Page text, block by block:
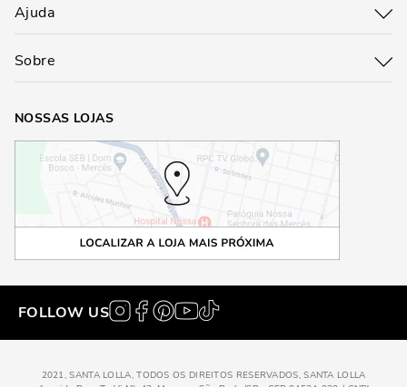
Ajuda
Sobre
NOSSAS LOJAS
FOLLOW US
2021, SANTA LOLLA, TODOS OS DIREITOS RESERVADOS, SANTA LOLLA